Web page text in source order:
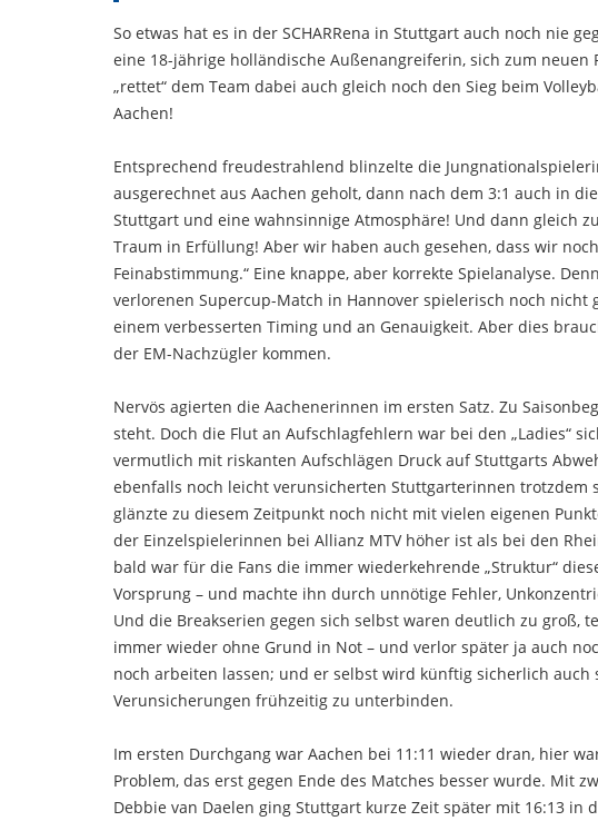
So etwas hat es in der SCHARRena in Stuttgart auch noch nie
eine 18-jährige holländische Außenangreiferin, sich zum
„rettet“ dem Team dabei auch gleich noch den Sieg beim
Aachen!
Entsprechend freudestrahlend blinzelte die
ausgerechnet aus Aachen geholt, dann nach dem 3:1 auch in
Stuttgart und eine wahnsinnige Atmosphäre! Und dann gleich
Traum in Erfüllung! Aber wir haben auch gesehen, dass wir
Feinabstimmung.“ Eine knappe, aber korrekte Spielanalyse.
verlorenen Supercup-Match in Hannover spielerisch noch
einem verbesserten Timing und an Genauigkeit. Aber dies
der EM-Nachzügler kommen.
Nervös agierten die Aachenerinnen im ersten Satz. Zu
steht. Doch die Flut an Aufschlagfehlern war bei den „Ladies“
vermutlich mit riskanten Aufschlägen Druck auf Stuttgarts
ebenfalls noch leicht verunsicherten Stuttgarterinnen trotzdem
glänzte zu diesem Zeitpunkt noch nicht mit vielen eigenen
der Einzelspielerinnen bei Allianz MTV höher ist als bei den
bald war für die Fans die immer wiederkehrende „Struktur“
Vorsprung – und machte ihn durch unnötige Fehler,
Und die Breakserien gegen sich selbst waren deutlich zu groß,
immer wieder ohne Grund in Not – und verlor später ja auch
noch arbeiten lassen; und er selbst wird künftig sicherlich
Verunsicherungen frühzeitig zu unterbinden.
Im ersten Durchgang war Aachen bei 11:11 wieder dran, hier
Problem, das erst gegen Ende des Matches besser wurde. Mit
Debbie van Daelen ging Stuttgart kurze Zeit später mit 16:13 in